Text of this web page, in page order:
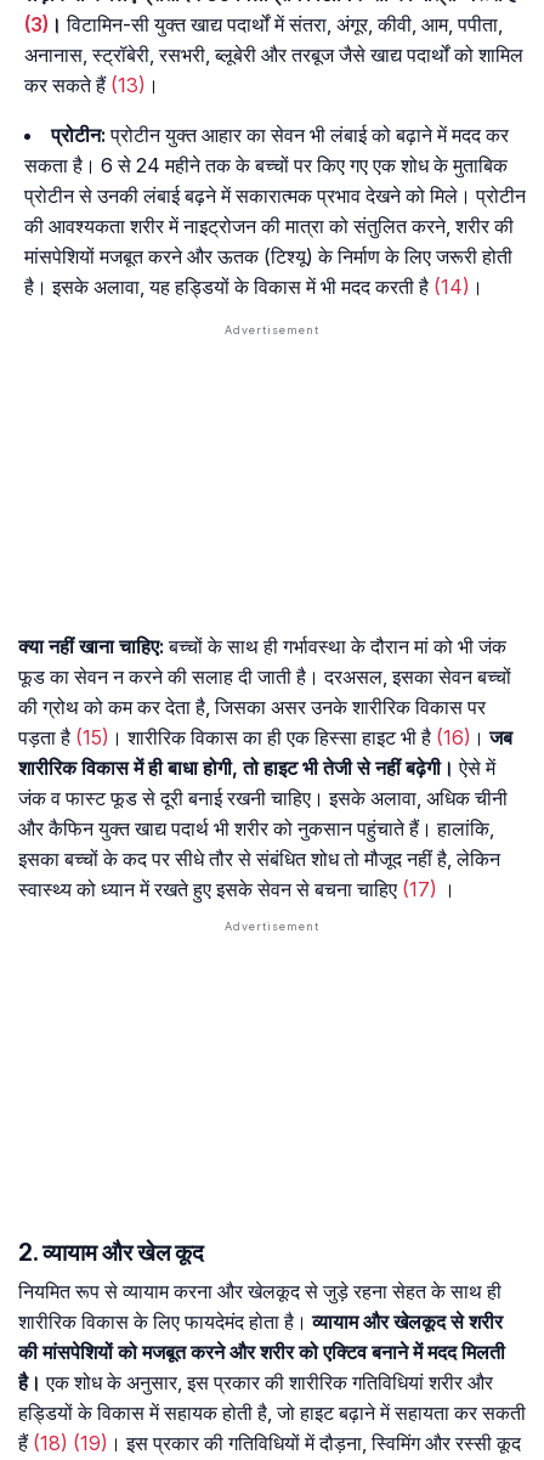
(3) । विटामिन-सी युक्त खाद्य पदार्थों में संतरा, अंगूर, कीवी, आम, पपीता,
अनानास, स्ट्रॉबेरी, रसभरी, ब्लूबेरी और तरबूज जैसे खाद्य पदार्थों को शामिल
कर सकते हैं (13) ।
प्रोटीन:प्रोटीन युक्त आहार का सेवन भी लंबाई को बढ़ाने में मदद कर
सकता है। 6 से 24 महीने तक के बच्चों पर किए गए एक शोध के मुताबिक
प्रोटीन से उनकी लंबाई बढ़ने में सकारात्मक प्रभाव देखने को मिले। प्रोटीन
की आवश्यकता शरीर में नाइट्रोजन की मात्रा को संतुलित करने, शरीर की
मांसपेशियों मजबूत करने और ऊतक (टिश्यू) के निर्माण के लिए जरूरी होती
है। इसके अलावा, यह हड्डियों के विकास में भी मदद करती है (14) ।
क्या नहीं खाना चाहिए:बच्चों के साथ ही गर्भावस्था के दौरान मां को भी जंक
फूड का सेवन न करने की सलाह दी जाती है। दरअसल, इसका सेवन बच्चों
की ग्रोथ को कम कर देता है, जिसका असर उनके शारीरिक विकास पर
पड़ता है (15) । शारीरिक विकास का ही एक हिस्सा हाइट भी है (16) ।जब
शारीरिक विकास में ही बाधा होगी, तो हाइट भी तेजी से नहीं बढ़ेगी।ऐसे में
जंक व फास्ट फूड से दूरी बनाई रखनी चाहिए। इसके अलावा, अधिक चीनी
और कैफिन युक्त खाद्य पदार्थ भी शरीर को नुकसान पहुंचाते हैं। हालांकि,
इसका बच्चों के कद पर सीधे तौर से संबंधित शोध तो मौजूद नहीं है, लेकिन
स्वास्थ्य को ध्यान में रखते हुए इसके सेवन से बचना चाहिए (17) ।
2. व्यायाम और खेल कूद
नियमित रूप से व्यायाम करना और खेलकूद से जुड़े रहना सेहत के साथ ही
शारीरिक विकास के लिए फायदेमंद होता है।व्यायाम और खेलकूद से शरीर
की मांसपेशियों को मजबूत करने और शरीर को एक्टिव बनाने में मदद मिलती
है। एक शोध के अनुसार, इस प्रकार की शारीरिक गतिविधियां शरीर और
हड्डियों के विकास में सहायक होती है, जो हाइट बढ़ाने में सहायता कर सकती
हैं (18) (19) । इस प्रकार की गतिविधियों में दौड़ना, स्विमिंग और रस्सी कूद